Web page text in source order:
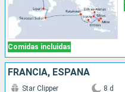
Comidas incluidas
FRANCIA, ESPAÑA
Star Clipper 8 d